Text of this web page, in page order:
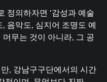
정의하자면 ‘감성과 예술
음악도, 심지어 조명도 예
무는 것이 아니라, 그 공
, 강남구구단에서의 시간